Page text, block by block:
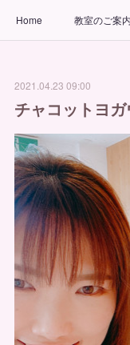
Home 教室のご案内
2021.04.23 09:00
チャコットヨ